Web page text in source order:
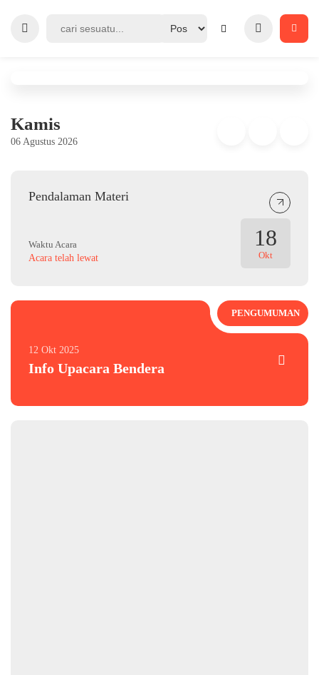
Kamis
06 Agustus 2026
Pendalaman Materi
18
Okt
Waktu Acara
Acara telah lewat
PENGUMUMAN
12 Okt 2025
Info Upacara Bendera